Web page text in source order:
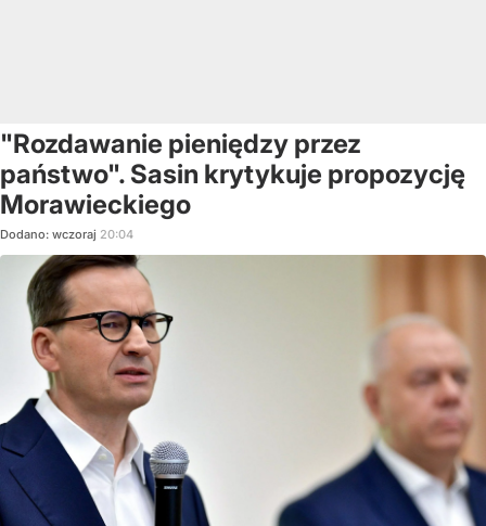
"Rozdawanie pieniędzy przez
państwo". Sasin krytykuje propozycję
Morawieckiego
Dodano: wczoraj 20:04